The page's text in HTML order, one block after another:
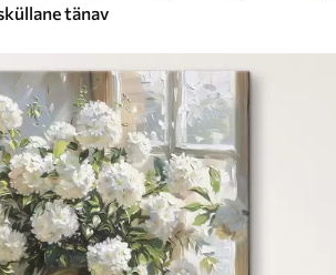
tänav